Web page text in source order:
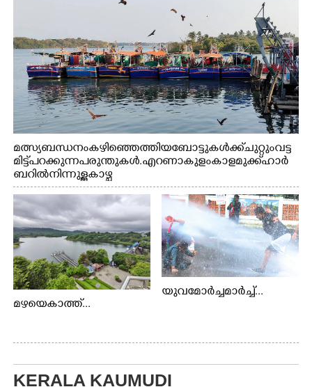
മത്സ്യബന്ധനം കഴിഞ്ഞെത്തിയ ബോട്ടുകൾക്ക് ചുറ്റും വട്ട
മിട്ട് പറക്കുന്ന പരുന്തുകൾ. എറണാകുളം കാളമുക്ക് ഹാർ
ബറിൽ നിന്നുള്ള കാഴ്ച
മഴയെകാത്ത്...
യുവമോർച്ചമാർച്ച്...
KERALA KAUMUDI